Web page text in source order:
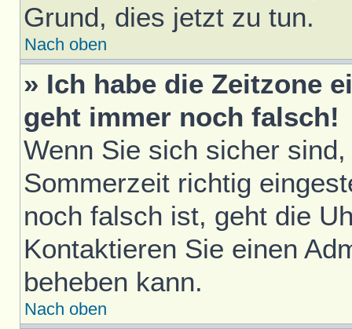
Grund, dies jetzt zu tun.
Nach oben
» Ich habe die Zeitzone
geht immer noch falsch!
Wenn Sie sich sicher
Sommerzeit richtig
noch falsch ist, geht die
Kontaktieren Sie einen
beheben kann.
Nach oben